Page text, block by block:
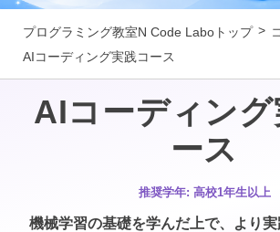
プログラミング教室N Code Laboトップ
AIコーディング実践コース
AIコーディング
ース
推奨学年: 高校1年生以上
機械学習の基礎を学んだ上で、より